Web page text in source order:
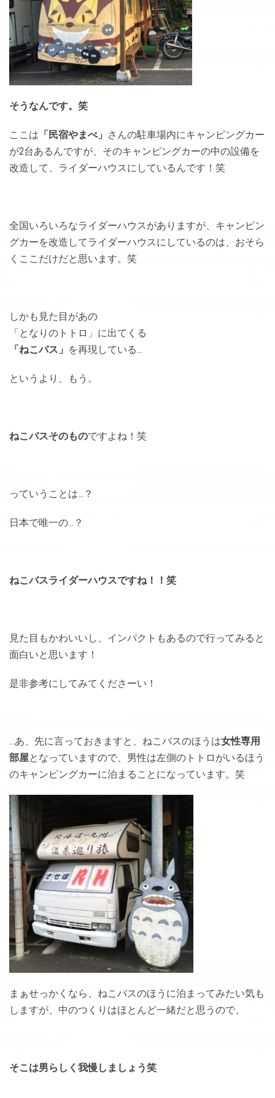
そうなんです。笑
ここは 「民宿やまべ」 さんの駐車場内にキャンピングカー
が2台あるんですが、そのキャンピングカーの中の設備を
改造して、ライダーハウスにしているんです！笑
全国いろいろなライダーハウスがありますが、キャンピン
グカーを改造してライダーハウスにしているのは、おそら
くここだけだと思います。笑
しかも見た目があの
「となりのトトロ」に出てくる
「ねこバス」 を再現している…
というより、もう。
ねこバスそのものですよね！笑
っていうことは…？
日本で唯一の…？
ねこバスライダーハウスですね！！笑
見た目もかわいいし、インパクトもあるので行ってみると
面白いと思います！
是非参考にしてみてくださーい！
…あ、先に言っておきますと、ねこバスのほうは女性専用
部屋となっていますので、男性は左側のトトロがいるほう
のキャンピングカーに泊まることになっています。笑
まぁせっかくなら、ねこバスのほうに泊まってみたい気も
しますが、中のつくりはほとんど一緒だと思うので、
そこは男らしく我慢しましょう笑